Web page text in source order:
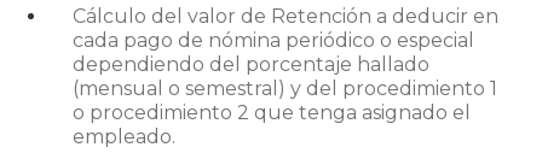
Cálculo del valor de Retención a deducir en
cada pago de nómina periódico o especial
dependiendo del porcentaje hallado
(mensual o semestral) y del procedimiento 1
o procedimiento 2 que tenga asignado el
empleado.